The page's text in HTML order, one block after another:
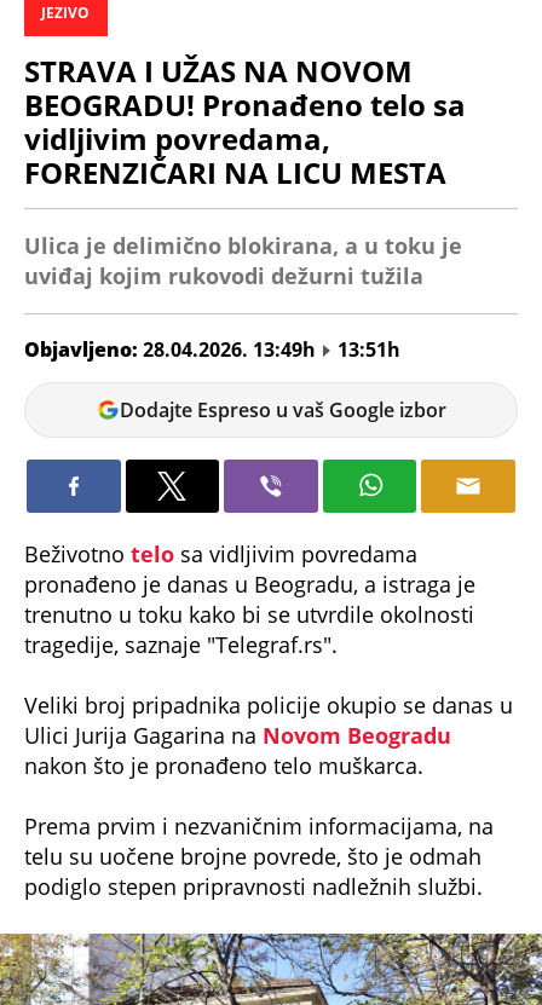
JEZIVO
STRAVA I UŽAS NA NOVOM
BEOGRADU! Pronađeno telo sa
vidljivim povredama,
FORENZIČARI NA LICU MESTA
Ulica je delimično blokirana, a u toku je
uviđaj kojim rukovodi dežurni tužila
Objavljeno: 28.04.2026. 13:49h
13:51h
Nikolina
Jokić
Dodajte Espreso u vaš Google izbor
Beživotno telo sa vidljivim povredama
pronađeno je danas u Beogradu, a istraga je
trenutno u toku kako bi se utvrdile okolnosti
tragedije, saznaje "Telegraf.rs".
Veliki broj pripadnika policije okupio se danas u
Ulici Jurija Gagarina na Novom Beogradu
nakon što je pronađeno telo muškarca.
Prema prvim i nezvaničnim informacijama, na
telu su uočene brojne povrede, što je odmah
podiglo stepen pripravnosti nadležnih službi.